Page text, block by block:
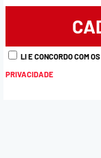
LI E CONCORDO COM OS
PRIVACIDADE